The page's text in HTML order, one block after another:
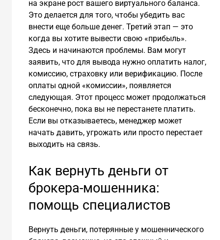
на экране рост вашего виртуального баланса.
Это делается для того, чтобы убедить вас
внести еще больше денег. Третий этап — это
когда вы хотите вывести свою «прибыль».
Здесь и начинаются проблемы. Вам могут
заявить, что для вывода нужно оплатить налог,
комиссию, страховку или верификацию. После
оплаты одной «комиссии», появляется
следующая. Этот процесс может продолжаться
бесконечно, пока вы не перестанете платить.
Если вы отказываетесь, менеджер может
начать давить, угрожать или просто перестает
выходить на связь.
Как вернуть деньги от
брокера-мошенника:
помощь специалистов
Вернуть деньги, потерянные у мошеннического